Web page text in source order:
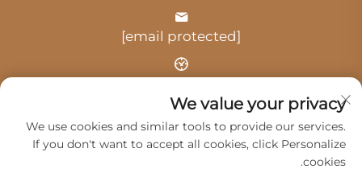
[email protected]
We value your privacy
We use cookies and similar tools to provide our services.
If you don't want to accept all cookies, click Personalize
cookies.